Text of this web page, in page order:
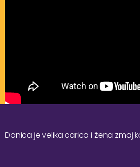
Danica je velika carica i žena zmaj